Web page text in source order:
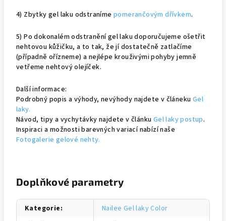
4) Zbytky gel laku odstraníme pomerančovým dřívkem.
5) Po dokonalém odstranění gel laku doporučujeme ošetřit
nehtovou kůžičku, a to tak, že jí dostatečně zatlačíme
(případně ořízneme) a nejlépe krouživými pohyby jemně
vetřeme nehtový olejíček.
Další informace:
Podrobný popis a výhody, nevýhody najdete v článeku Gel
laky.
Návod, tipy a vychytávky najdete v článku Gel laky postup.
Inspiraci a možnosti barevných variací nabízí naše
Fotogalerie gelové nehty.
Doplňkové parametry
Kategorie:
Nailee Gel laky Color